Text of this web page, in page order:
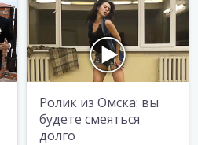
Ролик из Омска: вы
будете смеяться
долго